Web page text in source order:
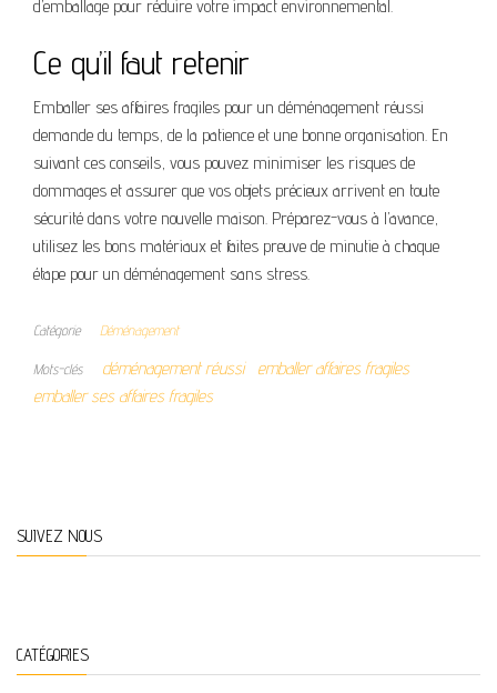
d’emballage pour réduire votre impact environnemental.
Ce qu’il faut retenir
Emballer ses affaires fragiles pour un déménagement réussi
demande du temps, de la patience et une bonne organisation. En
suivant ces conseils, vous pouvez minimiser les risques de
dommages et assurer que vos objets précieux arrivent en toute
sécurité dans votre nouvelle maison. Préparez-vous à l’avance,
utilisez les bons matériaux et faites preuve de minutie à chaque
étape pour un déménagement sans stress.
Catégorie Déménagement
Mots-clés déménagement réussi
emballer affaires fragiles
emballer ses affaires fragiles
SUIVEZ NOUS
CATÉGORIES